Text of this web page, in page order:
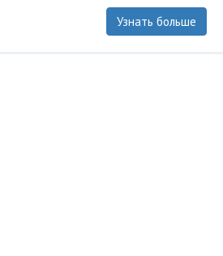
Узнать больше